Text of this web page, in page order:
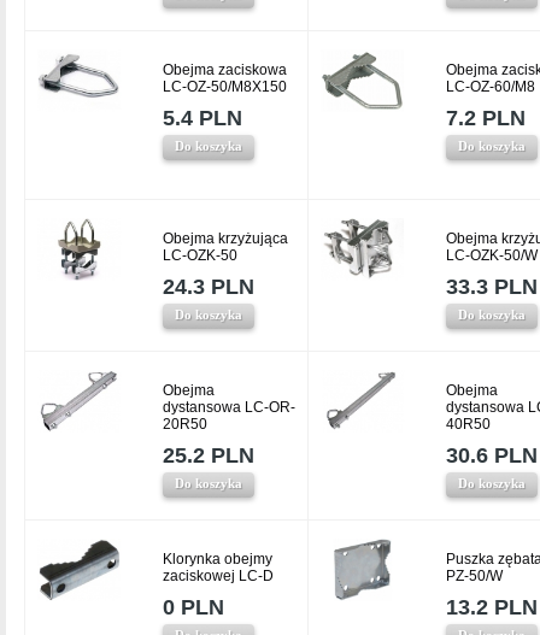
Obejma zaciskowa
LC-OZ-50/M8X150
5.4 PLN
Do koszyka
Obejma
LC-OZ-60/M8
7.2 PLN
Do koszyka
Obejma krzyżująca
LC-OZK-50
24.3 PLN
Do koszyka
Obejma
LC-OZK-50/W
33.3 PLN
Do koszyka
Obejma
dystansowa LC-OR-
20R50
25.2 PLN
Do koszyka
Obejma
dystansowa
40R50
30.6 PLN
Do koszyka
Klorynka obejmy
zaciskowej LC-D
0 PLN
Puszka
PZ-50/W
13.2 PLN